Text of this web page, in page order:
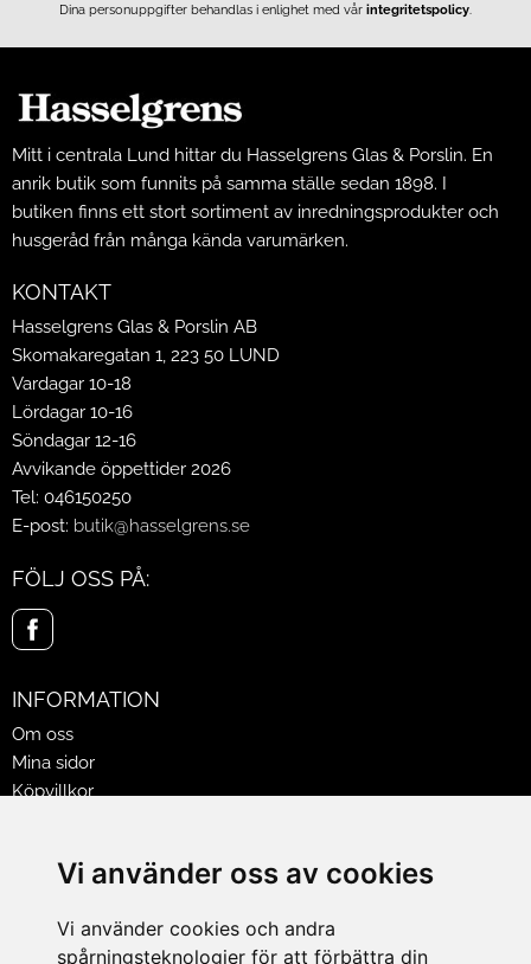
Vi använder oss av cookies
Vi använder cookies och andra
spårningsteknologier för att förbättra din
Dina personuppgifter behandlas i enlighet med vår integritetspolicy.
Mitt i centrala Lund hittar du Hasselgrens Glas & Porslin. En
anrik butik som funnits på samma ställe sedan 1898. I
butiken finns ett stort sortiment av inredningsprodukter och
husgeråd från många kända varumärken.
KONTAKT
Hasselgrens Glas & Porslin AB
Skomakaregatan 1, 223 50 LUND
Vardagar 10-18
Lördagar 10-16
Söndagar 12-16
Avvikande öppettider 2026
Tel: 046150250
E-post: butik@hasselgrens.se
FÖLJ OSS PÅ:
INFORMATION
Om oss
Mina sidor
Köpvillkor
Jobba på Hasselgrens
LEVERANS